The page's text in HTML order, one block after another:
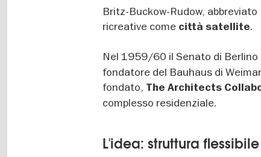
Britz-Buckow-Rudow,
ricreative come città satellite.
Nel 1959/60 il Senato di
fondatore del Bauhaus di
fondato, The Architects
complesso residenziale.
L'idea: struttura flessibile